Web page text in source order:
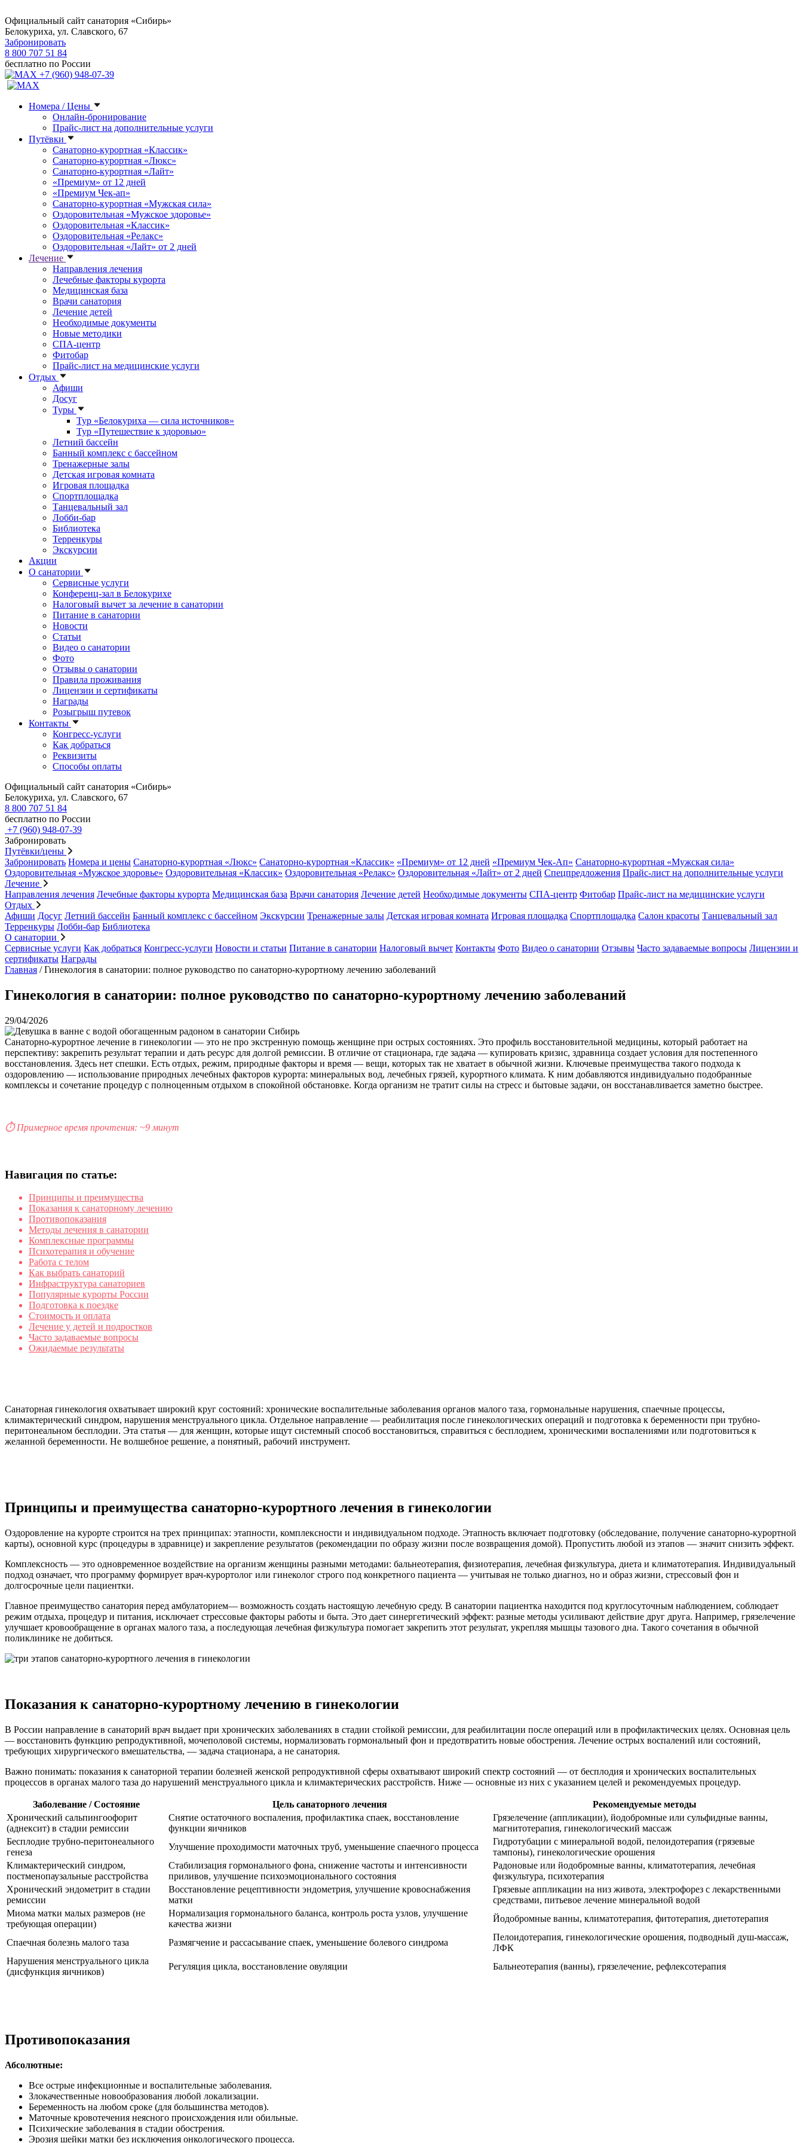
Официальный сайт санатория «Сибирь»
Белокуриха, ул. Славского, 67
Забронировать
8 800 707 51 84
бесплатно по России
+7 (960) 948-07-39
Номера / Цены
Онлайн-бронирование
Прайс-лист на дополнительные услуги
Путёвки
Санаторно-курортная «Классик»
Санаторно-курортная «Люкс»
Санаторно-курортная «Лайт»
«Премиум» от 12 дней
«Премиум Чек-ап»
Санаторно-курортная «Мужская сила»
Оздоровительная «Мужское здоровье»
Оздоровительная «Классик»
Оздоровительная «Релакс»
Оздоровительная «Лайт» от 2 дней
Лечение
Направления лечения
Лечебные факторы курорта
Медицинская база
Врачи санатория
Лечение детей
Необходимые документы
Новые методики
СПА-центр
Фитобар
Прайс-лист на медицинские услуги
Отдых
Афиши
Досуг
Туры
Тур «Белокуриха — сила источников»
Тур «Путешествие к здоровью»
Летний бассейн
Банный комплекс с бассейном
Тренажерные залы
Детская игровая комната
Игровая площадка
Спортплощадка
Танцевальный зал
Лобби-бар
Библиотека
Терренкуры
Экскурсии
Акции
О санатории
Сервисные услуги
Конференц-зал в Белокурихе
Налоговый вычет за лечение в санатории
Питание в санатории
Новости
Статьи
Видео о санатории
Фото
Отзывы о санатории
Правила проживания
Лицензии и сертификаты
Награды
Розыгрыш путевок
Контакты
Конгресс-услуги
Как добраться
Реквизиты
Способы оплаты
Официальный сайт санатория «Сибирь»
Белокуриха, ул. Славского, 67
8 800 707 51 84
бесплатно по России
+7 (960) 948-07-39
Забронировать
Путёвки/цены
Забронировать Номера и цены Санаторно-курортная «Люкс» Санаторно-курортная «Классик» «Премиум» от 12 дней «Премиум Чек-Ап» Санаторно-курортная «Мужская сила»
Оздоровительная «Мужское здоровье» Оздоровительная «Классик» Оздоровительная «Релакс» Оздоровительная «Лайт» от 2 дней Спецпредложения Прайс-лист на дополнительные услуги
Лечение
Направления лечения Лечебные факторы курорта Медицинская база Врачи санатория Лечение детей Необходимые документы СПА-центр Фитобар Прайс-лист на медицинские услуги
Отдых
Афиши Досуг Летний бассейн Банный комплекс с бассейном Экскурсии Тренажерные залы Детская игровая комната Игровая площадка Спортплощадка Салон красоты Танцевальный зал
Терренкуры Лобби-бар Библиотека
О санатории
Сервисные услуги Как добраться Конгресс-услуги Новости и статьи Питание в санатории Налоговый вычет Контакты Фото Видео о санатории Отзывы Часто задаваемые вопросы Лицензии и
сертификаты Награды
Главная /Гинекология в санатории: полное руководство по санаторно-курортному лечению заболеваний
Гинекология в санатории: полное руководство по санаторно-курортному лечению заболеваний
29/04/2026
Санаторно-курортное лечение в гинекологии — это не про экстренную помощь женщине при острых состояниях. Это профиль восстановительной медицины, который работает на
перспективу: закрепить результат терапии и дать ресурс для долгой ремиссии. В отличие от стационара, где задача — купировать кризис, здравница создает условия для постепенного
восстановления. Здесь нет спешки. Есть отдых, режим, природные факторы и время — вещи, которых так не хватает в обычной жизни. Ключевые преимущества такого подхода к
оздоровлению — использование природных лечебных факторов курорта: минеральных вод, лечебных грязей, курортного климата. К ним добавляются индивидуально подобранные
комплексы и сочетание процедур с полноценным отдыхом в спокойной обстановке. Когда организм не тратит силы на стресс и бытовые задачи, он восстанавливается заметно быстрее.
⏱️ Примерное время прочтения: ~9 минут
Навигация по статье:
Принципы и преимущества
Показания к санаторному лечению
Противопоказания
Методы лечения в санатории
Комплексные программы
Психотерапия и обучение
Работа с телом
Как выбрать санаторий
Инфраструктура санаториев
Популярные курорты России
Подготовка к поездке
Стоимость и оплата
Лечение у детей и подростков
Часто задаваемые вопросы
Ожидаемые результаты
Санаторная гинекология охватывает широкий круг состояний: хронические воспалительные заболевания органов малого таза, гормональные нарушения, спаечные процессы,
климактерический синдром, нарушения менструального цикла. Отдельное направление — реабилитация после гинекологических операций и подготовка к беременности при трубно-
перитонеальном бесплодии. Эта статья — для женщин, которые ищут системный способ восстановиться, справиться с бесплодием, хроническими воспалениями или подготовиться к
желанной беременности. Не волшебное решение, а понятный, рабочий инструмент.
Принципы и преимущества санаторно-курортного лечения в гинекологии
Оздоровление на курорте строится на трех принципах: этапности, комплексности и индивидуальном подходе. Этапность включает подготовку (обследование, получение санаторно-курортной
карты), основной курс (процедуры в здравнице) и закрепление результатов (рекомендации по образу жизни после возвращения домой). Пропустить любой из этапов — значит снизить эффект.
Комплексность — это одновременное воздействие на организм женщины разными методами: бальнеотерапия, физиотерапия, лечебная физкультура, диета и климатотерапия. Индивидуальный
подход означает, что программу формирует врач-курортолог или гинеколог строго под конкретного пациента — учитывая не только диагноз, но и образ жизни, стрессовый фон и
долгосрочные цели пациентки.
Главное преимущество санатория перед амбулаторием— возможность создать настоящую лечебную среду. В санатории пациентка находится под круглосуточным наблюдением, соблюдает
режим отдыха, процедур и питания, исключает стрессовые факторы работы и быта. Это дает синергетический эффект: разные методы усиливают действие друг друга. Например, грязелечение
улучшает кровообращение в органах малого таза, а последующая лечебная физкультура помогает закрепить этот результат, укрепляя мышцы тазового дна. Такого сочетания в обычной
поликлинике не добиться.
Показания к санаторно-курортному лечению в гинекологии
В России направление в санаторий врач выдает при хронических заболеваниях в стадии стойкой ремиссии, для реабилитации после операций или в профилактических целях. Основная цель
— восстановить функцию репродуктивной, мочеполовой системы, нормализовать гормональный фон и предотвратить новые обострения. Лечение острых воспалений или состояний,
требующих хирургического вмешательства, — задача стационара, а не санатория.
Важно понимать: показания к санаторной терапии болезней женской репродуктивной сферы охватывают широкий спектр состояний — от бесплодия и хронических воспалительных
процессов в органах малого таза до нарушений менструального цикла и климактерических расстройств. Ниже — основные из них с указанием целей и рекомендуемых процедур.
Заболевание / Состояние Цель санаторного лечения
Рекомендуемые методы
Хронический сальпингоофорит
(аднексит) в стадии ремиссии
Снятие остаточного воспаления, профилактика спаек, восстановление
функции яичников
Грязелечение (аппликации), йодобромные или сульфидные ванны,
магнитотерапия, гинекологический массаж
Бесплодие трубно-перитонеального
генеза
Улучшение проходимости маточных труб, уменьшение спаечного процесса
Гидротубации с минеральной водой, пелоидотерапия (грязевые
тампоны), гинекологические орошения
Климактерический синдром,
постменопаузальные расстройства
Стабилизация гормонального фона, снижение частоты и интенсивности
приливов, улучшение психоэмоционального состояния
Радоновые или йодобромные ванны, климатотерапия, лечебная
физкультура, психотерапия
Хронический эндометрит в стадии
ремиссии
Восстановление рецептивности эндометрия, улучшение кровоснабжения
матки
Грязевые аппликации на низ живота, электрофорез с лекарственными
средствами, питьевое лечение минеральной водой
Миома матки малых размеров (не
требующая операции)
Нормализация гормонального баланса, контроль роста узлов, улучшение
качества жизни
Йодобромные ванны, климатотерапия, фитотерапия, диетотерапия
Спаечная болезнь малого таза Размягчение и рассасывание спаек, уменьшение болевого синдрома
Пелоидотерапия, гинекологические орошения, подводный душ-массаж,
ЛФК
Нарушения менструального цикла
(дисфункция яичников)
Регуляция цикла, восстановление овуляции Бальнеотерапия (ванны), грязелечение, рефлексотерапия
Противопоказания
Абсолютные:
Все острые инфекционные и воспалительные заболевания.
Злокачественные новообразования любой локализации.
Беременность на любом сроке (для большинства методов).
Маточные кровотечения неясного происхождения или обильные.
Психические заболевания в стадии обострения.
Эрозия шейки матки без исключения онкологического процесса.